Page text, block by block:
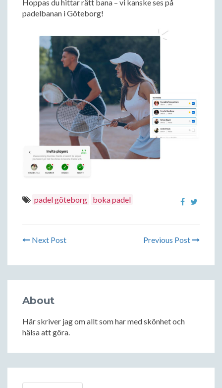
Hoppas du hittar rätt bana – vi kanske ses på
padelbanan i Göteborg!
padel göteborg boka padel
Next Post Previous Post
About
Här skriver jag om allt som har med skönhet och
hälsa att göra.